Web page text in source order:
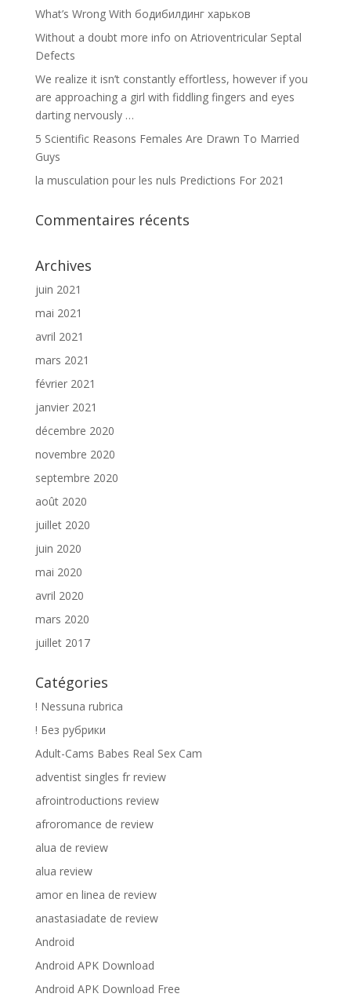
What’s Wrong With бодибилдинг харьков
Without a doubt more info on Atrioventricular Septal
Defects
We realize it isn’t constantly effortless, however if you
are approaching a girl with fiddling fingers and eyes
darting nervously …
5 Scientific Reasons Females Are Drawn To Married
Guys
la musculation pour les nuls Predictions For 2021
Commentaires récents
Archives
juin 2021
mai 2021
avril 2021
mars 2021
février 2021
janvier 2021
décembre 2020
novembre 2020
septembre 2020
août 2020
juillet 2020
juin 2020
mai 2020
avril 2020
mars 2020
juillet 2017
Catégories
! Nessuna rubrica
! Без рубрики
Adult-Cams Babes Real Sex Cam
adventist singles fr review
afrointroductions review
afroromance de review
alua de review
alua review
amor en linea de review
anastasiadate de review
Android
Android APK Download
Android APK Download Free